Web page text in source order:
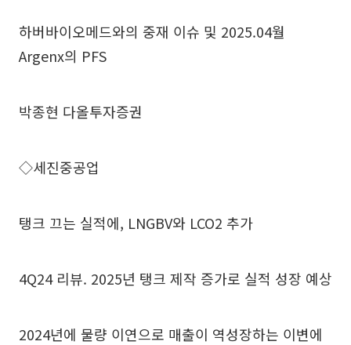
하버바이오메드와의 중재 이슈 및 2025.04월
Argenx의 PFS
박종현 다올투자증권
◇세진중공업
탱크 끄는 실적에, LNGBV와 LCO2 추가
4Q24 리뷰. 2025년 탱크 제작 증가로 실적 성장 예상
2024년에 물량 이연으로 매출이 역성장하는 이변에